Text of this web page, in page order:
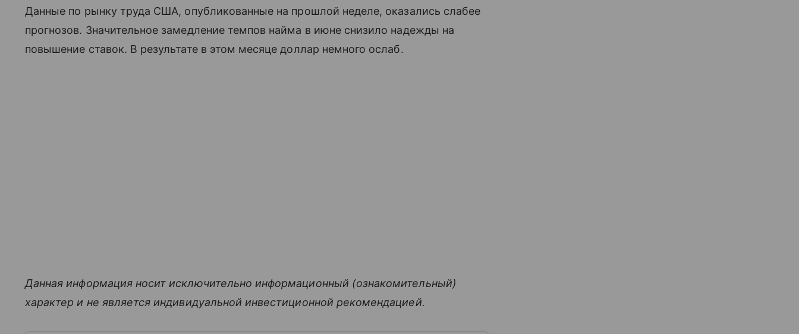
Данные по рынку труда США, опубликованные на прошлой неделе, оказались слабее
прогнозов. Значительное замедление темпов найма в июне снизило надежды на
повышение ставок. В результате в этом месяце доллар немного ослаб.
Данная информация носит исключительно информационный (ознакомительный)
характер и не является индивидуальной инвестиционной рекомендацией.